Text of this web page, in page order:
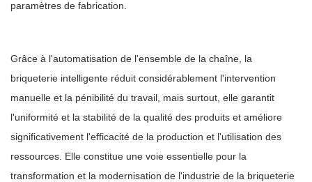
paramètres de fabrication.
Grâce à l'automatisation de l'ensemble de la chaîne, la
briqueterie intelligente réduit considérablement l'intervention
manuelle et la pénibilité du travail, mais surtout, elle garantit
l'uniformité et la stabilité de la qualité des produits et améliore
significativement l'efficacité de la production et l'utilisation des
ressources. Elle constitue une voie essentielle pour la
transformation et la modernisation de l'industrie de la briqueterie